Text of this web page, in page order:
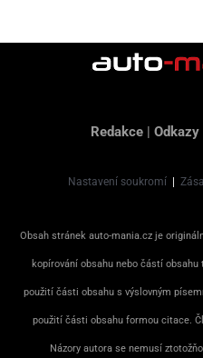
Redakce | Odkazy
Nastavení soukromí
Obsah stránek auto-mania.cz je
kopírování obsahu nebo částí
použití části obsahu s výslovným
použití části obsahu formou citace.
Názory autora se nemusí